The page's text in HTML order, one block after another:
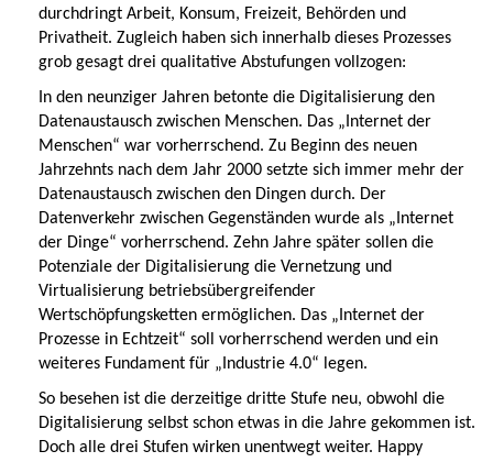
durchdringt Arbeit, Konsum, Freizeit, Behörden und
Privatheit. Zugleich haben sich innerhalb dieses Prozesses
grob gesagt drei qualitative Abstufungen vollzogen:
In den neunziger Jahren betonte die Digitalisierung den
Datenaustausch zwischen Menschen. Das „Internet der
Menschen“ war vorherrschend. Zu Beginn des neuen
Jahrzehnts nach dem Jahr 2000 setzte sich immer mehr der
Datenaustausch zwischen den Dingen durch. Der
Datenverkehr zwischen Gegenständen wurde als „Internet
der Dinge“ vorherrschend. Zehn Jahre später sollen die
Potenziale der Digitalisierung die Vernetzung und
Virtualisierung betriebsübergreifender
Wertschöpfungsketten ermöglichen. Das „Internet der
Prozesse in Echtzeit“ soll vorherrschend werden und ein
weiteres Fundament für „Industrie 4.0“ legen.
So besehen ist die derzeitige dritte Stufe neu, obwohl die
Digitalisierung selbst schon etwas in die Jahre gekommen ist.
Doch alle drei Stufen wirken unentwegt weiter. Happy